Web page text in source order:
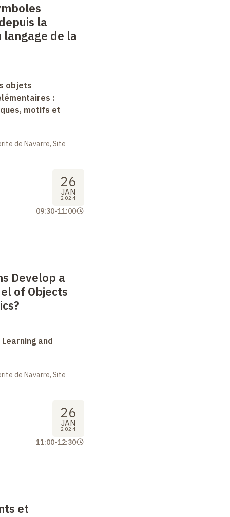
la
de la
objets
:
motifs et
de Navarre, Site
26
JAN
2024
09:30-11:00
Develop a
of Objects
and
de Navarre, Site
26
JAN
2024
11:00-12:30
et